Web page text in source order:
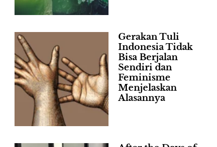
Gerakan Tuli
Indonesia Tidak
Bisa Berjalan
Sendiri dan
Feminisme
Menjelaskan
Alasannya